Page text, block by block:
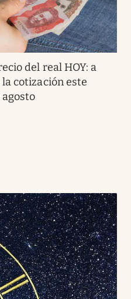
del real HOY: a
cotización este
agosto